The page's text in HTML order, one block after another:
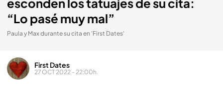
esconden los tatuajes de su cita:
“Lo pasé muy mal”
Paula y Max durante su cita en 'First Dates'
First Dates
27 OCT 2022 - 22:00h.